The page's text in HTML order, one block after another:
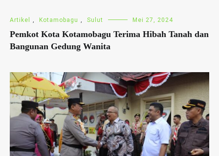
Artikel , Kotamobagu , Sulut Mei 27, 2024
Pemkot Kota Kotamobagu Terima Hibah Tanah dan
Bangunan Gedung Wanita